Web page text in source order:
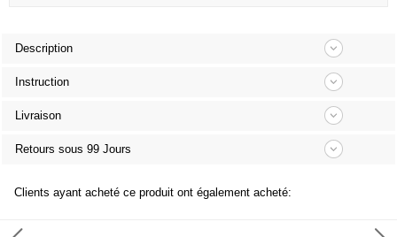
Description
Instruction
Livraison
Retours sous 99 Jours
Clients ayant acheté ce produit ont également acheté: